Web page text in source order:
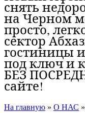
снять
на Черном
просто,
сектор
гостиницы
под ключ и
БЕЗ
сайте!
На главную » О НАС »